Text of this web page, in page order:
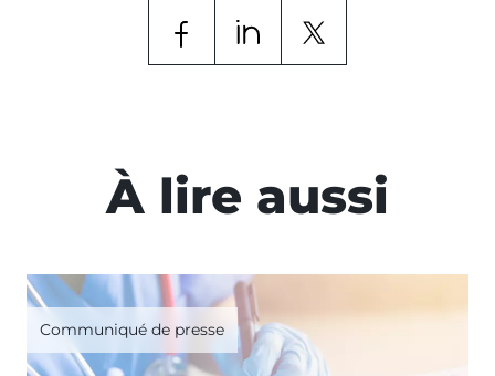
À lire aussi
Communiqué de presse